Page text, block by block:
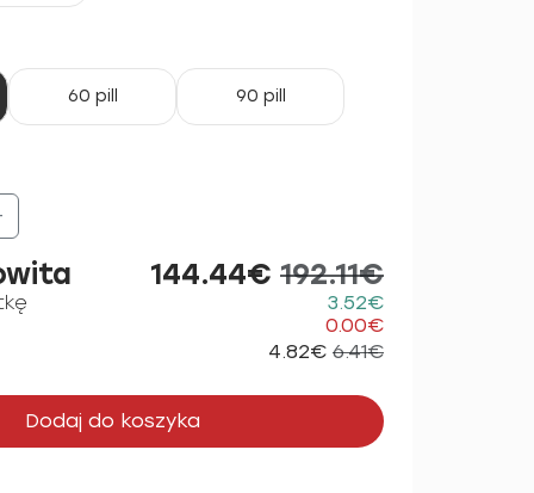
60 pill 90 pill
144.44€ 192.11€
3.52€
0.00€
4.82€ 6.41€
Dodaj do koszyka